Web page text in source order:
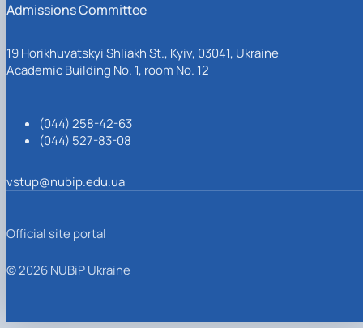
Admissions Committee
19 Horikhuvatskyi Shliakh St., Kyiv, 03041, Ukraine
Academic Building No. 1, room No. 12
(044) 258-42-63
(044) 527-83-08
vstup@nubip.edu.ua
Official site portal
© 2026 NUBiP Ukraine